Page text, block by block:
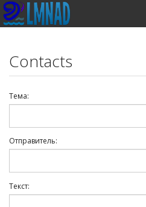
Contacts
Тема:
Отправитель:
Текст: